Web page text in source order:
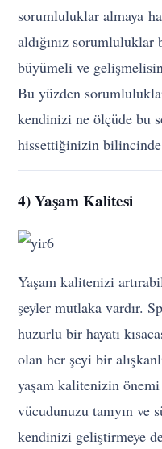
sorumluluklar almaya
aldığınız
büyümeli ve
Bu yüzden
kendinizi ne ölçüde bu
hissettiğinizin
4) Yaşam Kalitesi
Yaşam kalitenizi
şeyler mutlaka vardır.
huzurlu bir hayatı
olan her şeyi bir
yaşam kalitenizin
vücudunuzu tanıyın ve
kendinizi geliştirmeye